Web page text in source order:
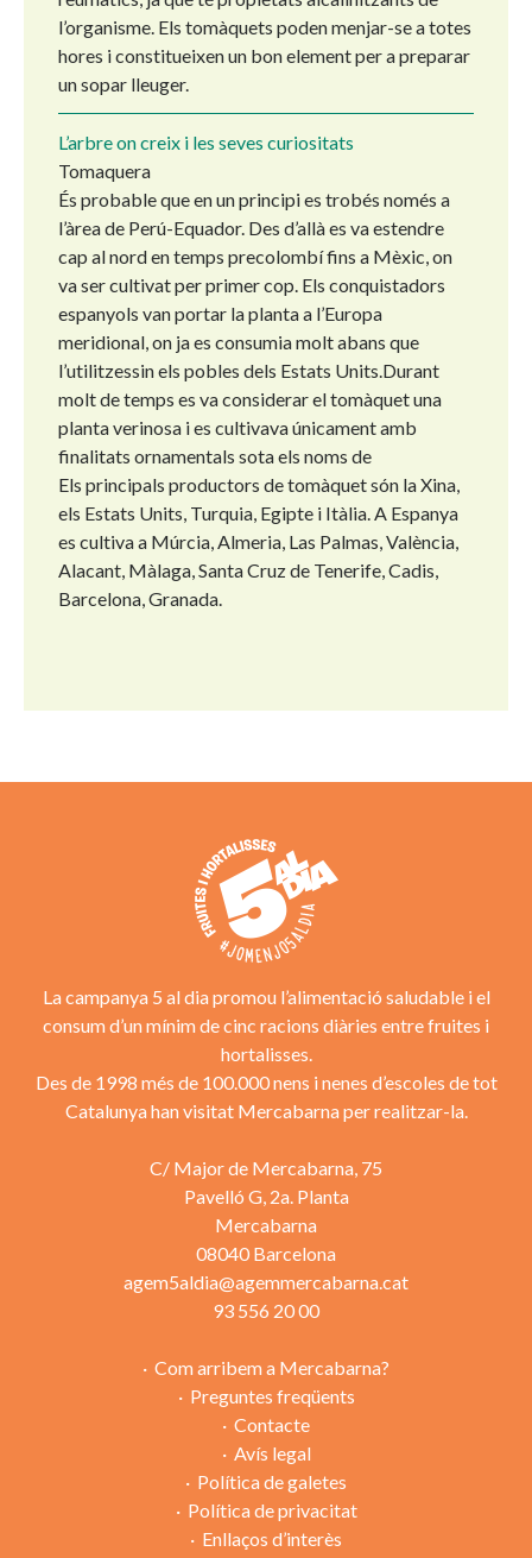
l’organisme. Els tomàquets poden menjar-se a totes
hores i constitueixen un bon element per a preparar
un sopar lleuger.
L’arbre on creix i les seves curiositats
Tomaquera
És probable que en un principi es trobés només a
l’àrea de Perú-Equador. Des d’allà es va estendre
cap al nord en temps precolombí fins a Mèxic, on
va ser cultivat per primer cop. Els conquistadors
espanyols van portar la planta a l’Europa
meridional, on ja es consumia molt abans que
l’utilitzessin els pobles dels Estats Units.Durant
molt de temps es va considerar el tomàquet una
planta verinosa i es cultivava únicament amb
finalitats ornamentals sota els noms de
Els principals productors de tomàquet són la Xina,
els Estats Units, Turquia, Egipte i Itàlia. A Espanya
es cultiva a Múrcia, Almeria, Las Palmas, València,
Alacant, Màlaga, Santa Cruz de Tenerife, Cadis,
Barcelona, Granada.
La campanya 5 al dia promou l’alimentació saludable i el
consum d’un mínim de cinc racions diàries entre fruites i
hortalisses.
Des de 1998 més de 100.000 nens i nenes d’escoles de tot
Catalunya han visitat Mercabarna per realitzar-la.
C/ Major de Mercabarna, 75
Pavelló G, 2a. Planta
Mercabarna
08040 Barcelona
agem5aldia@agemmercabarna.cat
93 556 20 00
Com arribem a Mercabarna?
Preguntes freqüents
Contacte
Avís legal
Política de galetes
Política de privacitat
Enllaços d’interès